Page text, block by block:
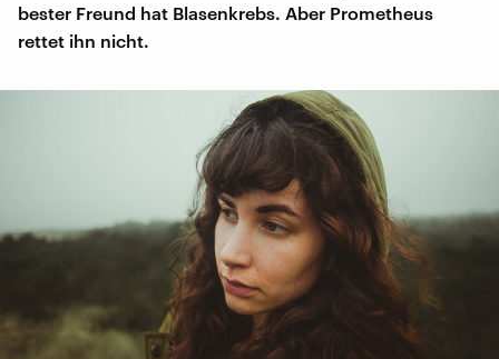
bester Freund hat Blasenkrebs. Aber Prometheus
rettet ihn nicht.